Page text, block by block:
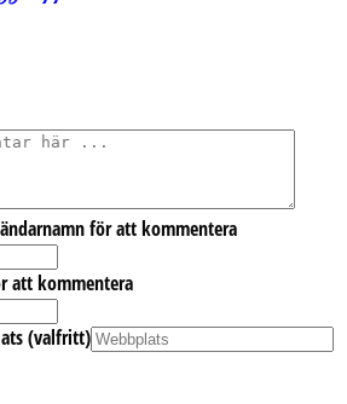
för att kommentera
att kommentera
(valfritt)